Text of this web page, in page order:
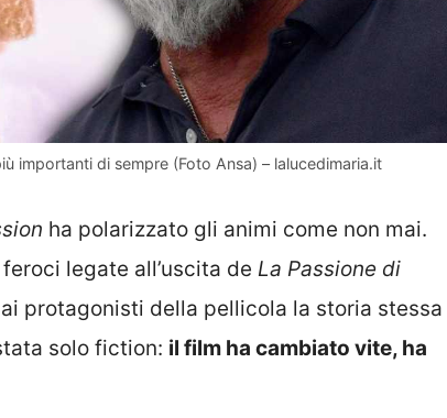
importanti di sempre (Foto Ansa) – lalucedimaria.it
ha polarizzato gli animi come non mai.
legate all’uscita de La Passione di
protagonisti della pellicola la storia stessa
solo fiction: il film ha cambiato vite, ha